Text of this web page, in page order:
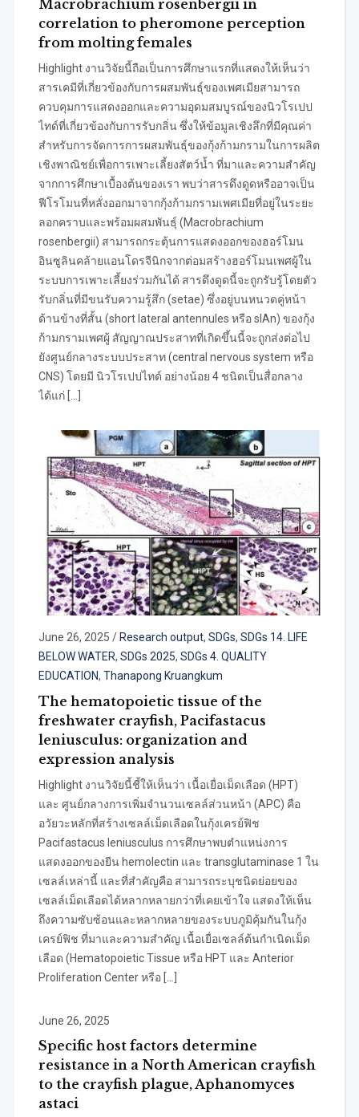
Macrobrachium rosenbergii in
correlation to pheromone perception
from molting females
Highlight งานวิจัยนี้ถือเป็นการศึกษาแรกที่แสดงให้เห็นว่า
สารเคมีที่เกี่ยวข้องกับการผสมพันธุ์ของเพศเมียสามารถ
ควบคุมการแสดงออกและความอุดมสมบูรณ์ของนิวโรเปป
ไทด์ที่เกี่ยวข้องกับการรับกลิ่น ซึ่งให้ข้อมูลเชิงลึกที่มีคุณค่า
สำหรับการจัดการการผสมพันธุ์ของกุ้งก้ามกรามในการผลิต
เชิงพาณิชย์เพื่อการเพาะเลี้ยงสัตว์น้ำ ที่มาและความสำคัญ
จากการศึกษาเบื้องต้นของเรา พบว่าสารดึงดูดหรืออาจเป็น
ฟีโรโมนที่หลั่งออกมาจากกุ้งก้ามกรามเพศเมียที่อยู่ในระยะ
ลอกคราบและพร้อมผสมพันธุ์ (Macrobrachium
rosenbergii) สามารถกระตุ้นการแสดงออกของฮอร์โมน
อินซูลินคล้ายแอนโดรจีนิกจากต่อมสร้างฮอร์โมนเพศผู้ใน
ระบบการเพาะเลี้ยงร่วมกันได้ สารดึงดูดนี้จะถูกรับรู้โดยตัว
รับกลิ่นที่มีขนรับความรู้สึก (setae) ซึ่งอยู่บนหนวดคู่หน้า
ด้านข้างที่สั้น (short lateral antennules หรือ slAn) ของกุ้ง
ก้ามกรามเพศผู้ สัญญาณประสาทที่เกิดขึ้นนี้จะถูกส่งต่อไป
ยังศูนย์กลางระบบประสาท (central nervous system หรือ
CNS) โดยมี นิวโรเปปไทด์ อย่างน้อย 4 ชนิดเป็นสื่อกลาง
ได้แก่ […]
June 26, 2025 / Research output, SDGs, SDGs 14. LIFE
BELOW WATER, SDGs 2025, SDGs 4. QUALITY
EDUCATION, Thanapong Kruangkum
The hematopoietic tissue of the
freshwater crayfish, Pacifastacus
leniusculus: organization and
expression analysis
Highlight งานวิจัยนี้ชี้ให้เห็นว่า เนื้อเยื่อเม็ดเลือด (HPT)
และ ศูนย์กลางการเพิ่มจำนวนเซลล์ส่วนหน้า (APC) คือ
อวัยวะหลักที่สร้างเซลล์เม็ดเลือดในกุ้งเครย์ฟิช
Pacifastacus leniusculus การศึกษาพบตำแหน่งการ
แสดงออกของยีน hemolectin และ transglutaminase 1 ใน
เซลล์เหล่านี้ และที่สำคัญคือ สามารถระบุชนิดย่อยของ
เซลล์เม็ดเลือดได้หลากหลายกว่าที่เคยเข้าใจ แสดงให้เห็น
ถึงความซับซ้อนและหลากหลายของระบบภูมิคุ้มกันในกุ้ง
เครย์ฟิช ที่มาและความสำคัญ เนื้อเยื่อเซลล์ต้นกำเนิดเม็ด
เลือด (Hematopoietic Tissue หรือ HPT และ Anterior
Proliferation Center หรือ […]
June 26, 2025
Specific host factors determine
resistance in a North American crayfish
to the crayfish plague, Aphanomyces
astaci